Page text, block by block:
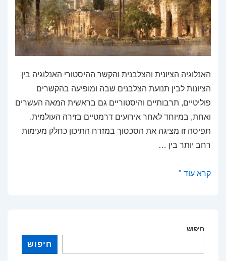
האנלוגיה הציונית והצלבנית והקשר ההיסטורי האנלוגיה בין
הציונות לבין תנועת הצלבנים שבה ומופיעה בהקשרים
פוליטיים, תרבותיים והיסטוריים גם בראשית המאה העשרים
ואחת, במיוחד לאחר אירועים דרמטיים בזירה העולמית.
תפיסה זו מציגה את הסכסוך במזרח התיכון כחלק מעימות
רחב יותר בין …
האם
מאמר
קרא עוד "
חיפוש
חיפוש